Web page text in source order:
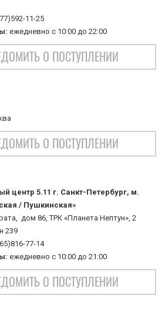
11-25
ежедневно с 10:00 до 22:00
О ПОСТУПЛЕНИИ
О ПОСТУПЛЕНИИ
центр 5.11 г. Санкт-Петербург, м.
/ Пушкинская»
дом 86, ТРК «Планета Нептун», 2
239
77-14
ежедневно с 10:00 до 21:00
О ПОСТУПЛЕНИИ